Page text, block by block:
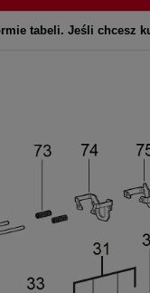
tabeli. Jeśli chcesz